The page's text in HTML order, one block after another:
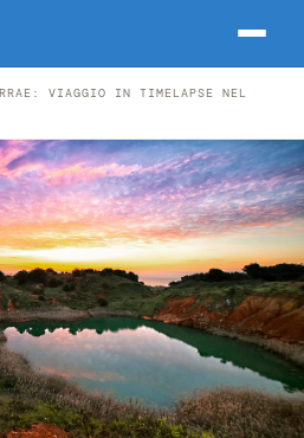
VIAGGIO IN TIMELAPSE NEL